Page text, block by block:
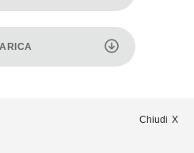
Chiudi